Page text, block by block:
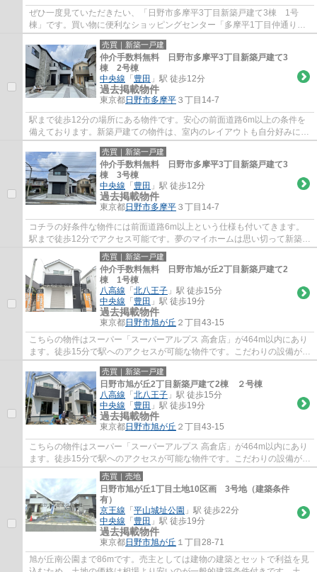
ぜひ一度見ていただきたい、「日野市多摩平3丁目新築戸建て3棟 1号
棟」です。買い物に便利なショッピングセンター「多摩平1丁目仲通り商
店会」まで344mです。駅まで歩いて行くことの...
売買｜新築一戸建
仲介手数料無料 日野市多摩平3丁目新築戸建て3
棟 2号棟
中央線 「 豊田 」駅 徒歩12分
過去掲載物件
東京都日野市多摩平 ３丁目14-7
駅まで徒歩12分の場所にある物件です。安心の前面道路6m以上の条件を
備えております。新築戸建ての物件は、室内のレイアウトも自分好みに変
更可能です。なかえ不動産がご紹介する、売...
売買｜新築一戸建
仲介手数料無料 日野市多摩平3丁目新築戸建て3
棟 3号棟
中央線 「 豊田 」駅 徒歩12分
過去掲載物件
東京都日野市多摩平 ３丁目14-7
コチラの好条件な物件には前面道路6m以上という仕様も付いてきます。
駅まで徒歩12分でアクセス可能です。夢のマイホームは思い切って新築の
戸建てはいかがでしょうか。中央線豊田周辺...
売買｜新築一戸建
仲介手数料無料 日野市旭が丘2丁目新築戸建て2
棟 1号棟
八高線 「 北八王子 」駅 徒歩15分
中央線 「 豊田 」駅 徒歩19分
過去掲載物件
東京都日野市旭が丘 ２丁目43-15
こちらの物件はスーパー「スーパーアルプス 高倉店」が464m以内にあり
ます。徒歩15分で駅へのアクセスが可能な物件です。こだわりの設備が整
った新築物件です。落ち着きのある室内と、...
売買｜新築一戸建
日野市旭が丘2丁目新築戸建て2棟 ２号棟
八高線 「 北八王子 」駅 徒歩15分
中央線 「 豊田 」駅 徒歩19分
過去掲載物件
東京都日野市旭が丘 ２丁目43-15
こちらの物件はスーパー「スーパーアルプス 高倉店」が464m以内にあり
ます。徒歩15分で駅へのアクセスが可能な物件です。こだわりの設備が整
った新築物件です。落ち着きのある室内と、...
売買｜売地
日野市旭が丘1丁目土地10区画 3号地（建築条件
有）
京王線 「 平山城址公園 」駅 徒歩22分
中央線 「 豊田 」駅 徒歩19分
過去掲載物件
東京都日野市旭が丘 １丁目28-71
旭が丘南公園まで86mです。売主としては建物の建築とセットで利益を見